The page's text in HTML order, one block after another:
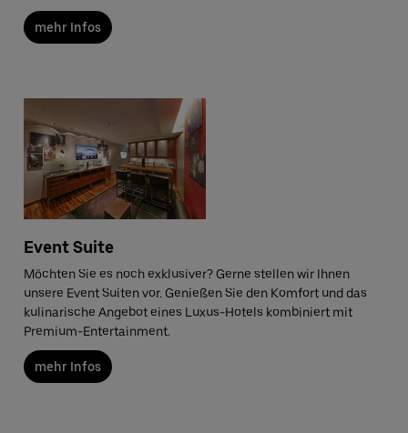
mehr Infos
Event Suite
Möchten Sie es noch exklusiver? Gerne stellen wir Ihnen
unsere Event Suiten vor. Genießen Sie den Komfort und das
kulinarische Angebot eines Luxus-Hotels kombiniert mit
Premium-Entertainment.
mehr Infos